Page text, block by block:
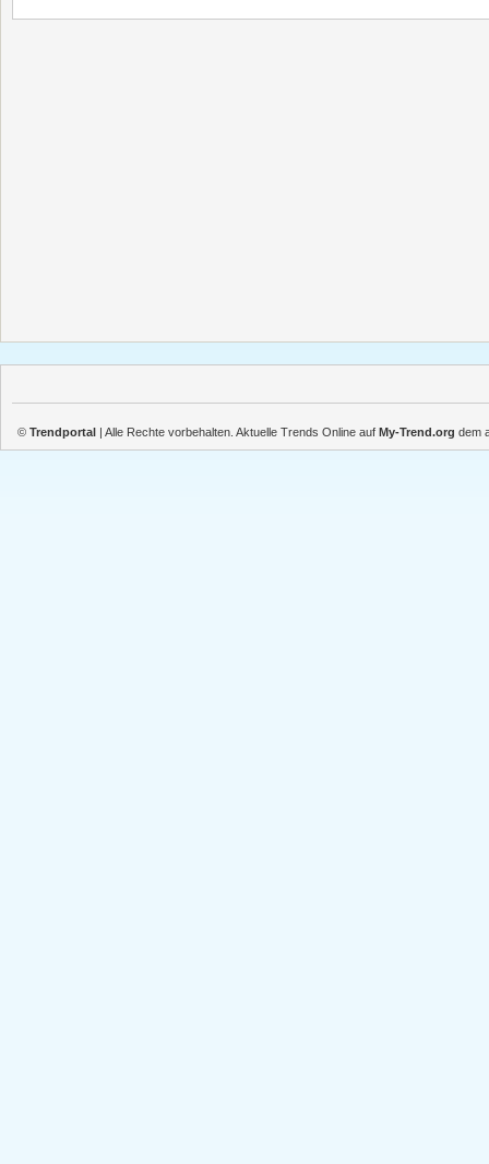
© Trendportal | Alle Rechte vorbehalten. Aktuelle Trends Online auf My-Trend.org dem